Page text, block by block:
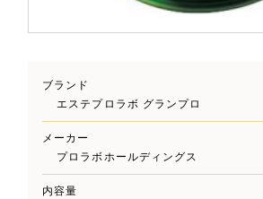
ブランド
エステプロラボ グランプロ
メーカー
プロラボホールディングス
内容量